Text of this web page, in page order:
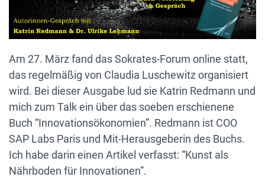
Am 27. März fand das Sokrates-Forum online statt,
das regelmäßig von Claudia Luschewitz organisiert
wird. Bei dieser Ausgabe lud sie Katrin Redmann und
mich zum Talk ein über das soeben erschienene
Buch “Innovationsökonomien”. Redmann ist COO
SAP Labs Paris und Mit-Herausgeberin des Buchs.
Ich habe darin einen Artikel verfasst: “Kunst als
Nährboden für Innovationen”.